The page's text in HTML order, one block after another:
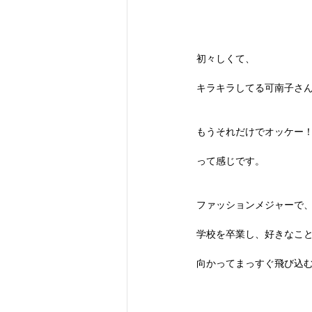
初々しくて、
キラキラしてる可南子さん
もうそれだけでオッケー！
って感じです。
ファッションメジャーで、
学校を卒業し、好きなこ
向かってまっすぐ飛び込む